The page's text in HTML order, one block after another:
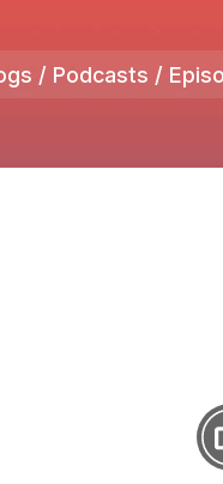
/ Podcasts /